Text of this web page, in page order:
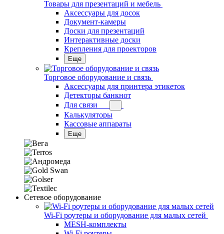
Товары для презентаций и мебель
Аксессуары для досок
Документ-камеры
Доски для презентаций
Интерактивные доски
Крепления для проекторов
Еще
Торговое оборудование и связь
Аксессуары для принтера этикеток
Детекторы банкнот
Для связи
Калькуляторы
Кассовые аппараты
Еще
Сетевое оборудование
Wi-Fi роутеры и оборудование для малых сетей
MESH-комплекты